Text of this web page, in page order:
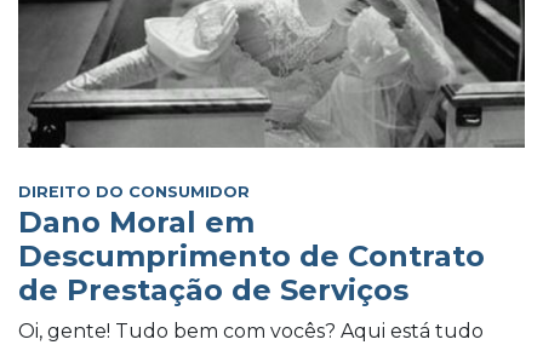
DIREITO DO CONSUMIDOR
Dano Moral em
Descumprimento de Contrato
de Prestação de Serviços
Oi, gente! Tudo bem com vocês? Aqui está tudo